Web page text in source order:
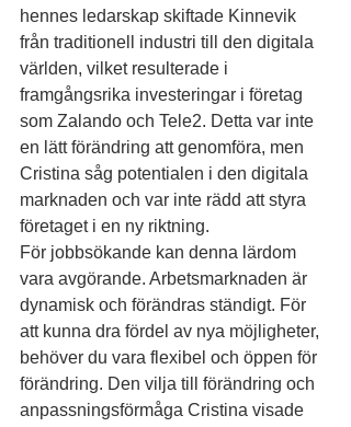
hennes ledarskap skiftade Kinnevik
från traditionell industri till den digitala
världen, vilket resulterade i
framgångsrika investeringar i företag
som Zalando och Tele2. Detta var inte
en lätt förändring att genomföra, men
Cristina såg potentialen i den digitala
marknaden och var inte rädd att styra
företaget i en ny riktning.
För jobbsökande kan denna lärdom
vara avgörande. Arbetsmarknaden är
dynamisk och förändras ständigt. För
att kunna dra fördel av nya möjligheter,
behöver du vara flexibel och öppen för
förändring. Den vilja till förändring och
anpassningsförmåga Cristina visade